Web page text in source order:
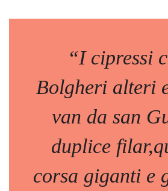
“I cipressi
Bolgheri alteri
van da san
duplice
corsa giganti e